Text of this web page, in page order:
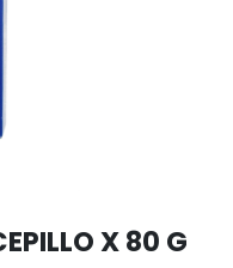
X 80 G